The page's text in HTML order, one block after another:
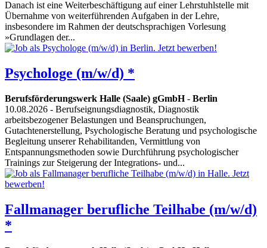
Danach ist eine Weiterbeschäftigung auf einer Lehrstuhlstelle mit
Übernahme von weiterführenden Aufgaben in der Lehre,
insbesondere im Rahmen der deutschsprachigen Vorlesung
»Grundlagen der...
Psychologe (m/w/d) *
Berufsförderungswerk Halle (Saale) gGmbH- Berlin
10.08.2026 - Berufseignungsdiagnostik, Diagnostik
arbeitsbezogener Belastungen und Beanspruchungen,
Gutachtenerstellung, Psychologische Beratung und psychologische
Begleitung unserer Rehabilitanden, Vermittlung von
Entspannungsmethoden sowie Durchführung psychologischer
Trainings zur Steigerung der Integrations- und...
Fallmanager berufliche Teilhabe (m/w/d)
*